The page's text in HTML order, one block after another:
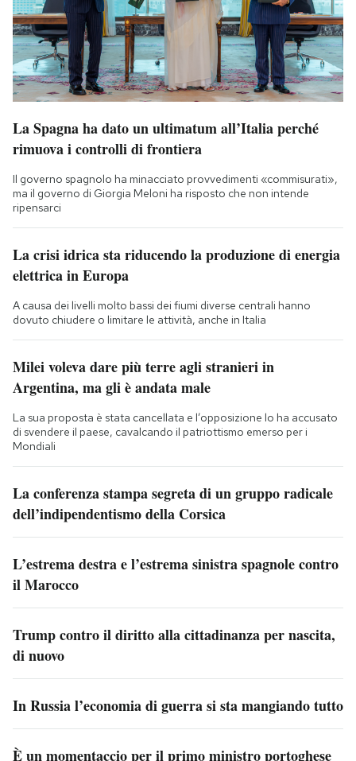
La Spagna ha dato un ultimatum all’Italia perché
rimuova i controlli di frontiera
Il governo spagnolo ha minacciato provvedimenti «commisurati»,
ma il governo di Giorgia Meloni ha risposto che non intende
ripensarci
La crisi idrica sta riducendo la produzione di energia
elettrica in Europa
A causa dei livelli molto bassi dei fiumi diverse centrali hanno
dovuto chiudere o limitare le attività, anche in Italia
Milei voleva dare più terre agli stranieri in
Argentina, ma gli è andata male
La sua proposta è stata cancellata e l’opposizione lo ha accusato
di svendere il paese, cavalcando il patriottismo emerso per i
Mondiali
La conferenza stampa segreta di un gruppo radicale
dell’indipendentismo della Corsica
L’estrema destra e l’estrema sinistra spagnole contro
il Marocco
Trump contro il diritto alla cittadinanza per nascita,
di nuovo
In Russia l’economia di guerra si sta mangiando tutto
È un momentaccio per il primo ministro portoghese